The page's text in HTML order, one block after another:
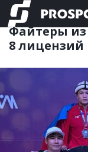
ЕДИНОБОРСТВА
Файтеры из
8 лицензий